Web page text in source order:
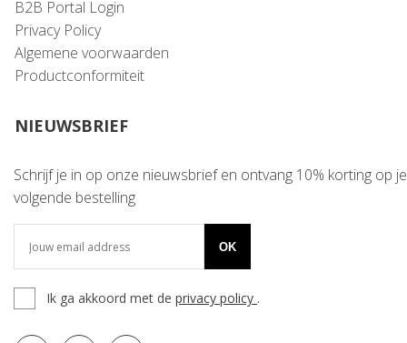
B2B Portal Login
Privacy Policy
Algemene voorwaarden
Productconformiteit
NIEUWSBRIEF
Schrijf je in op onze nieuwsbrief en ontvang 10% korting op je
volgende bestelling
OK
Ik ga akkoord met de privacy policy .